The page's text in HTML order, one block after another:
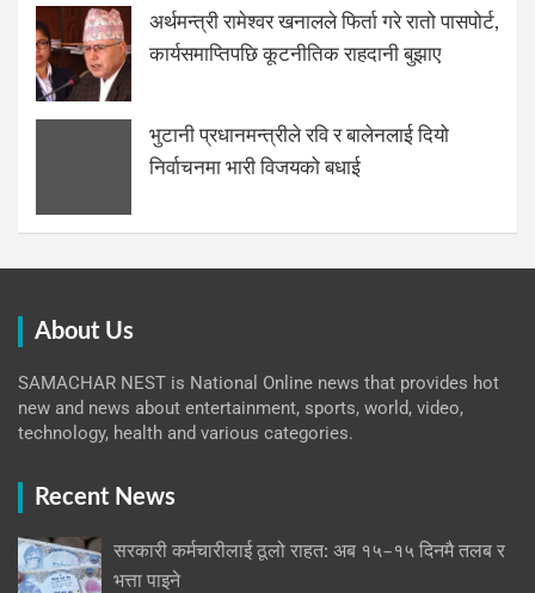
अर्थमन्त्री रामेश्वर खनालले फिर्ता गरे रातो पासपोर्ट,
कार्यसमाप्तिपछि कूटनीतिक राहदानी बुझाए
भुटानी प्रधानमन्त्रीले रवि र बालेनलाई दियो
निर्वाचनमा भारी विजयको बधाई
About Us
SAMACHAR NEST is National Online news that provides hot
new and news about entertainment, sports, world, video,
technology, health and various categories.
Recent News
सरकारी कर्मचारीलाई ठूलो राहत: अब १५–१५ दिनमै तलब र
भत्ता पाइने